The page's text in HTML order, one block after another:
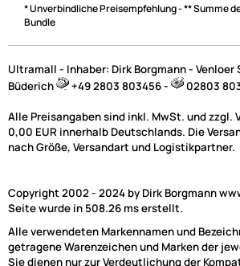
* Unverbindliche Preisempfehlung - ** Summe
Bundle
Ultramall - Inhaber: Dirk Borgmann - Venloer
Büderich
+49 2803 803456 - 02803
Alle Preisangaben sind inkl. MwSt. und zzgl.
0,00 EUR innerhalb Deutschlands. Die
nach Größe, Versandart und Logistikpartner.
Copyright 2002 - 2024 by Dirk Borgmann
Seite wurde in 508.26 ms erstellt.
Alle verwendeten Markennamen und
getragene Warenzeichen und Marken der
Sie dienen nur zur Verdeutlichung der